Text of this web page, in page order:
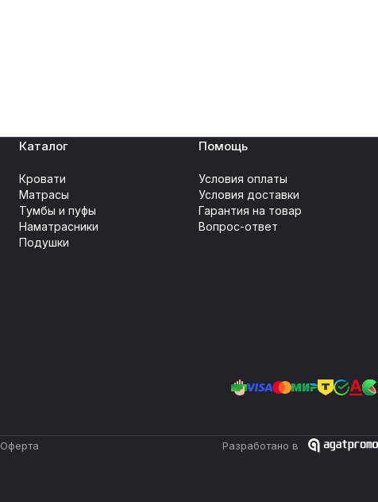
Каталог
Кровати
Матрасы
Тумбы и пуфы
Наматрасники
Подушки
Помощь
Условия оплаты
Условия доставки
Гарантия на товар
Вопрос-ответ
Оферта Разработано в